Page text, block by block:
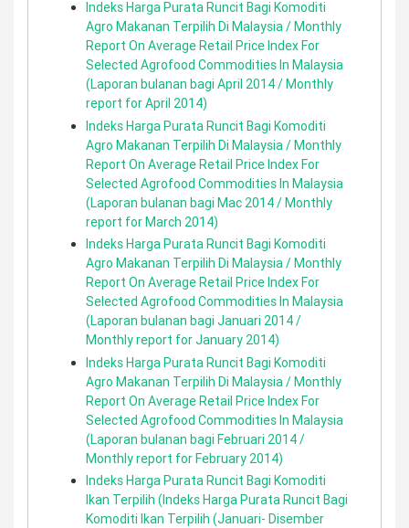
Indeks Harga Purata Runcit Bagi Komoditi
Agro Makanan Terpilih Di Malaysia / Monthly
Report On Average Retail Price Index For
Selected Agrofood Commodities In Malaysia
(Laporan bulanan bagi April 2014 / Monthly
report for April 2014)
Indeks Harga Purata Runcit Bagi Komoditi
Agro Makanan Terpilih Di Malaysia / Monthly
Report On Average Retail Price Index For
Selected Agrofood Commodities In Malaysia
(Laporan bulanan bagi Mac 2014 / Monthly
report for March 2014)
Indeks Harga Purata Runcit Bagi Komoditi
Agro Makanan Terpilih Di Malaysia / Monthly
Report On Average Retail Price Index For
Selected Agrofood Commodities In Malaysia
(Laporan bulanan bagi Januari 2014 /
Monthly report for January 2014)
Indeks Harga Purata Runcit Bagi Komoditi
Agro Makanan Terpilih Di Malaysia / Monthly
Report On Average Retail Price Index For
Selected Agrofood Commodities In Malaysia
(Laporan bulanan bagi Februari 2014 /
Monthly report for February 2014)
Indeks Harga Purata Runcit Bagi Komoditi
Ikan Terpilih (Indeks Harga Purata Runcit Bagi
Komoditi Ikan Terpilih (Januari- Disember